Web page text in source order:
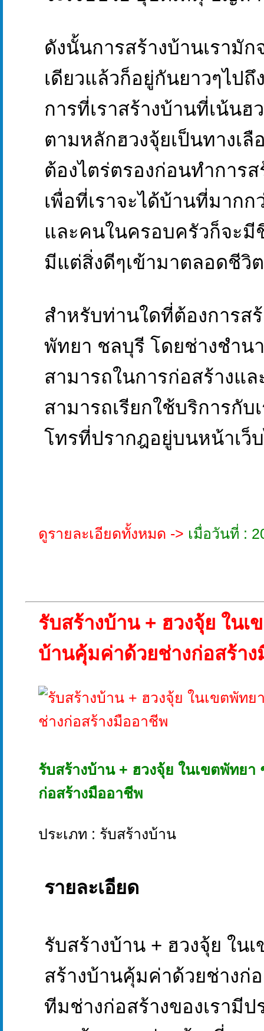
ดังนั้นการสร้างบ้านเรามัก
เดียวแล้วก็อยู่กันยาวๆไป
การที่เราสร้างบ้านที่เน้นฮ
ตามหลักฮวงจุ้ยเป็นทางเลื
ต้องไตร่ตรองก่อนทำการ
เพื่อที่เราจะได้บ้านที่มาก
และคนในครอบครัวก็จะ
มีแต่สิ่งดีๆเข้ามาตลอดชีวิต
สำหรับท่านใดที่ต้องการส
พัทยา ชลบุรี โดยช่างชำ
สามารถในการก่อสร้างแ
สามารถเรียกใช้บริการกับ
โทรที่ปรากฎอยู่บนหน้าเว็
ดูรายละเอียดทั้งหมด -> เมื่อวันที่ :
รับสร้างบ้าน + ฮวงจุ้ย ใน
บ้านคุ้มค่าด้วยช่างก่อสร้า
รับสร้างบ้าน + ฮวงจุ้ย ในเขตพัทย
ก่อสร้างมืออาชีพ
ประเภท : รับสร้างบ้าน
รายละเอียด
รับสร้างบ้าน + ฮวงจุ้ย ใน
สร้างบ้านคุ้มค่าด้วยช่างก่
ทีมช่างก่อสร้างของเรามี